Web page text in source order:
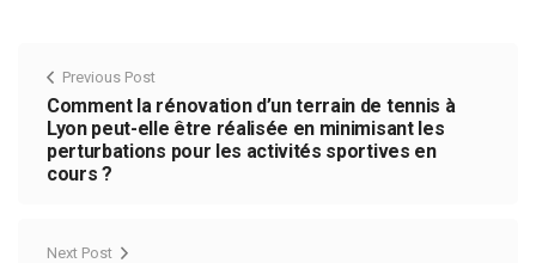
Previous Post
Comment la rénovation d’un terrain de tennis à
Lyon peut-elle être réalisée en minimisant les
perturbations pour les activités sportives en
cours ?
Next Post